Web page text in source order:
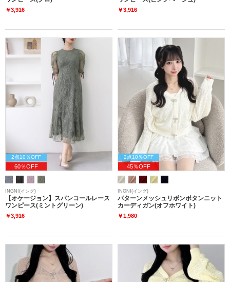
￥3,916 ￥3,916
2点10％OFF
60％OFF
INGNI(イング)
【オケージョン】スパンコールレース
ワンピース(ミントグリーン)
￥3,916
2点10％OFF
45％OFF
INGNI(イング)
パターンメッシュリボンボタンニット
カーディガン(オフホワイト)
￥1,980